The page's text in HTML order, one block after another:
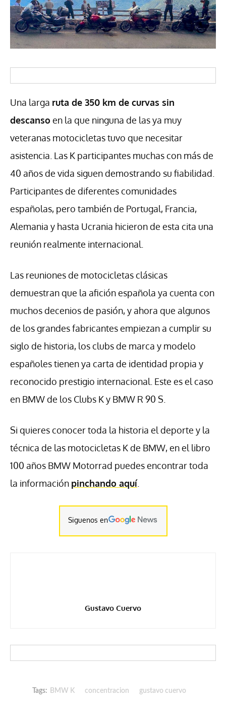
Una larga ruta de 350 km de curvas sin
descanso en la que ninguna de las ya muy
veteranas motocicletas tuvo que necesitar
asistencia. Las K participantes muchas con más de
40 años de vida siguen demostrando su fiabilidad.
Participantes de diferentes comunidades
españolas, pero también de Portugal, Francia,
Alemania y hasta Ucrania hicieron de esta cita una
reunión realmente internacional.
Las reuniones de motocicletas clásicas
demuestran que la afición española ya cuenta con
muchos decenios de pasión, y ahora que algunos
de los grandes fabricantes empiezan a cumplir su
siglo de historia, los clubs de marca y modelo
españoles tienen ya carta de identidad propia y
reconocido prestigio internacional. Este es el caso
en BMW de los Clubs K y BMW R 90 S.
Si quieres conocer toda la historia el deporte y la
técnica de las motocicletas K de BMW, en el libro
100 años BMW Motorrad puedes encontrar toda
la información pinchando aquí.
Siguenos en
Gustavo Cuervo
Tags: BMW K concentracion gustavo cuervo